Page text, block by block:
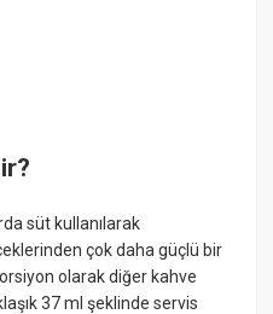
süt kullanılarak
çok daha güçlü bir
olarak diğer kahve
37 ml şeklinde servis